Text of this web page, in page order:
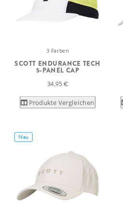
3 Farben
SCOTT ENDURANCE TECH
5-PANEL CAP
34,95 €
Produkte Vergleichen
Neu